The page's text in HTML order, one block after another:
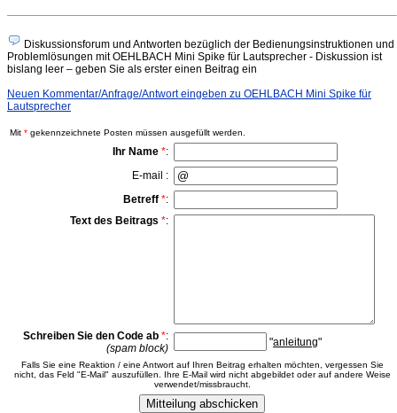
Diskussionsforum und Antworten bezüglich der Bedienungsinstruktionen und
Problemlösungen mit OEHLBACH Mini Spike für Lautsprecher - Diskussion ist
bislang leer – geben Sie als erster einen Beitrag ein
Neuen Kommentar/Anfrage/Antwort eingeben zu OEHLBACH Mini Spike für
Lautsprecher
Mit * gekennzeichnete Posten müssen ausgefüllt werden.
Ihr Name *:
E-mail :
Betreff *:
Text des Beitrags *:
Schreiben Sie den Code ab *:
(spam block)
"anleitung"
Falls Sie eine Reaktion / eine Antwort auf Ihren Beitrag erhalten möchten, vergessen Sie
nicht, das Feld "E-Mail" auszufüllen. Ihre E-Mail wird nicht abgebildet oder auf andere Weise
verwendet/missbraucht.